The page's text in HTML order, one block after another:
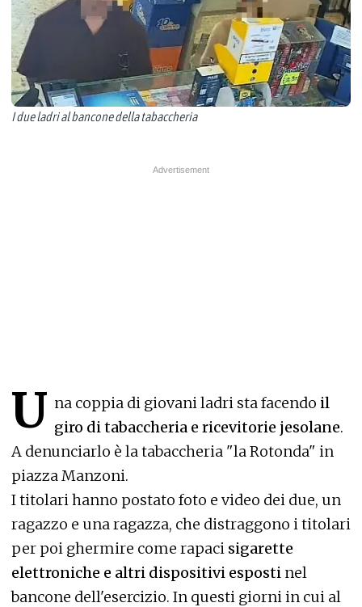
I due ladri al bancone della tabaccheria
U na coppia di giovani ladri sta facendo il
giro di tabaccheria e ricevitorie jesolane.
A denunciarlo è la tabaccheria "la Rotonda" in
piazza Manzoni.
I titolari hanno postato foto e video dei due, un
ragazzo e una ragazza, che distraggono i titolari
per poi ghermire come rapaci sigarette
elettroniche e altri dispositivi esposti nel
bancone dell'esercizio. In questi giorni in cui al